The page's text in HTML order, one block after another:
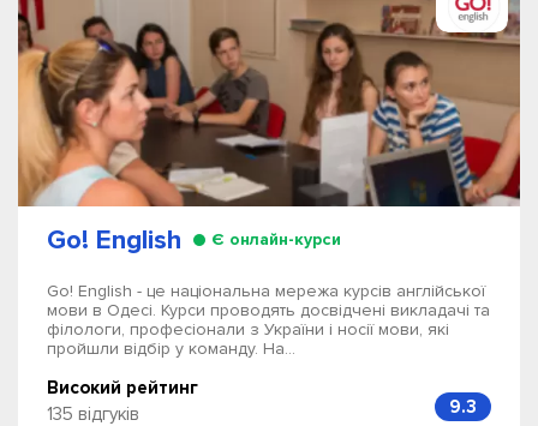
Go! English Є онлайн-курси
Go! English - це національна мережа курсів англійської
мови в Одесі. Курси проводять досвідчені викладачі та
філологи, професіонали з України і носії мови, які
пройшли відбір у команду. На...
Високий рейтинг
135 відгуків
9.3